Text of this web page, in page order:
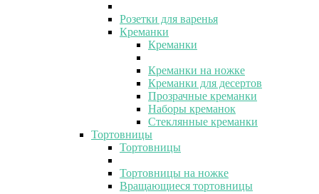
Розетки для варенья
Креманки
Креманки
Креманки на ножке
Креманки для десертов
Прозрачные креманки
Наборы креманок
Стеклянные креманки
Тортовницы
Тортовницы
Тортовницы на ножке
Вращающиеся тортовницы